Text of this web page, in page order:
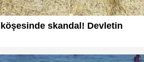
skandal! Devletin